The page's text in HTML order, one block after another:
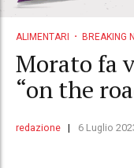
ALIMENTARI BREAKING
Morato fa
“on the
redazione 6 Luglio